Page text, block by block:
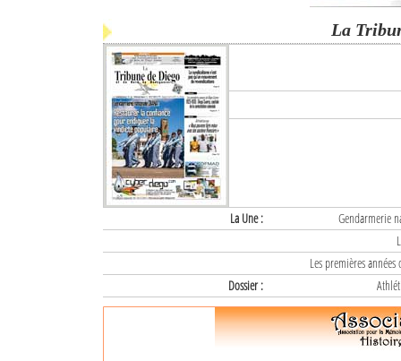
La
La Une :
Gendarmerie
Les premières
Dossier :